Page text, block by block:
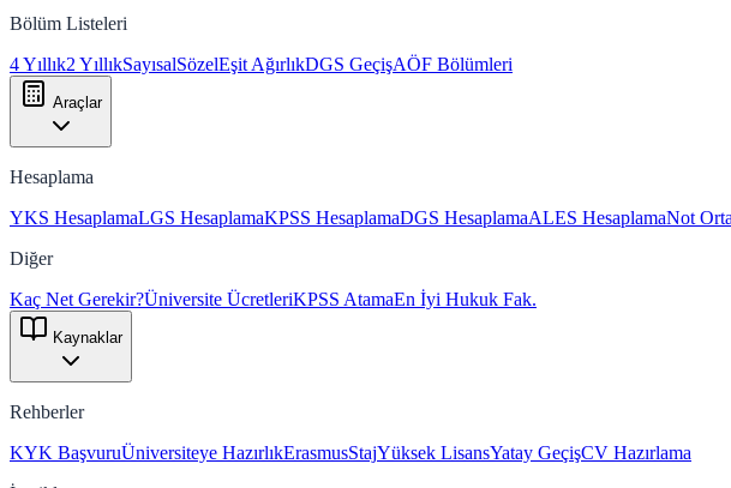
Bölüm Listeleri
4 Yıllık2 YıllıkSayısalSözelEşit AğırlıkDGS GeçişAÖF Bölümleri
Araçlar
Hesaplama
YKS HesaplamaLGS HesaplamaKPSS HesaplamaDGS HesaplamaALES HesaplamaNot
Diğer
Kaç Net Gerekir?Üniversite ÜcretleriKPSS AtamaEn İyi Hukuk Fak.
Kaynaklar
Rehberler
KYK BaşvuruÜniversiteye HazırlıkErasmusStajYüksek LisansYatay GeçişCV Hazırlama